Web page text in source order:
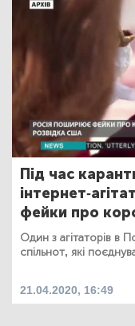
Під час
інтернет-
фейки про
Один з агітаторів в
спільнот, які
21.04.2020, 16:49